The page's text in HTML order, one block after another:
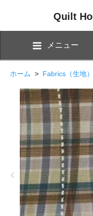
Quilt
メニュー
ホーム > Fabrics（生地）